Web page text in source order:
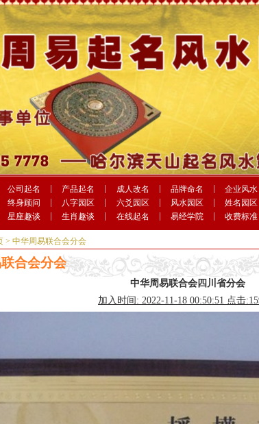
公司起名 产品起名 成人改名 品牌命名
企业风水
终身顾问 八字园区 六爻园区 风水园区
姓名园区
星座趣谈 生肖趣谈 在线起名 易经学院 收费标准
> 中华周易联合会分会
合会分会
中华周易联合会四川省分会
加入时间: 2022-11-18 00:50:51 点击